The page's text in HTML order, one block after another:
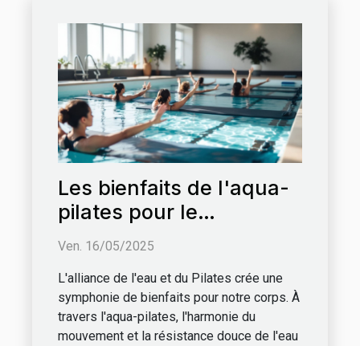
Les bienfaits de l'aqua-
pilates pour le
renforcement
Ven. 16/05/2025
L'alliance de l'eau et du Pilates crée une
symphonie de bienfaits pour notre corps. À
travers l'aqua-pilates, l'harmonie du
mouvement et la résistance douce de l'eau